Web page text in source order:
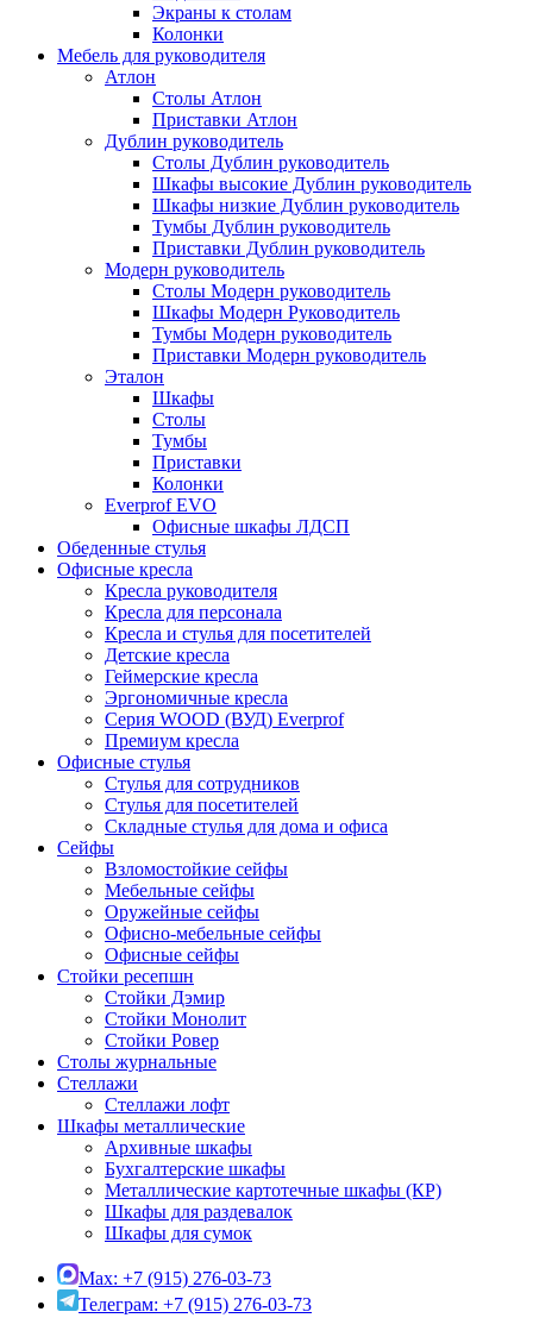
Экраны к столам
Колонки
Мебель для руководителя
Атлон
Столы Атлон
Приставки Атлон
Дублин руководитель
Столы Дублин руководитель
Шкафы высокие Дублин руководитель
Шкафы низкие Дублин руководитель
Тумбы Дублин руководитель
Приставки Дублин руководитель
Модерн руководитель
Столы Модерн руководитель
Шкафы Модерн Руководитель
Тумбы Модерн руководитель
Приставки Модерн руководитель
Эталон
Шкафы
Столы
Тумбы
Приставки
Колонки
Everprof EVO
Офисные шкафы ЛДСП
Обеденные стулья
Офисные кресла
Кресла руководителя
Кресла для персонала
Кресла и стулья для посетителей
Детские кресла
Геймерские кресла
Эргономичные кресла
Серия WOOD (ВУД) Everprof
Премиум кресла
Офисные стулья
Стулья для сотрудников
Стулья для посетителей
Складные стулья для дома и офиса
Сейфы
Взломостойкие сейфы
Мебельные сейфы
Оружейные сейфы
Офисно-мебельные сейфы
Офисные сейфы
Стойки ресепшн
Стойки Дэмир
Стойки Монолит
Стойки Ровер
Столы журнальные
Стеллажи
Стеллажи лофт
Шкафы металлические
Архивные шкафы
Бухгалтерские шкафы
Металлические картотечные шкафы (КР)
Шкафы для раздевалок
Шкафы для сумок
Max: +7 (915) 276-03-73
Телеграм: +7 (915) 276-03-73